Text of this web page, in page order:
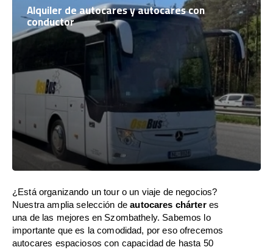
Alquiler de autocares y autocares con
conductor
¿Está organizando un tour o un viaje de negocios?
Nuestra amplia selección deautocares chárteres
una de las mejores en Szombathely. Sabemos lo
importante que es la comodidad, por eso ofrecemos
autocares espaciosos con capacidad de hasta 50